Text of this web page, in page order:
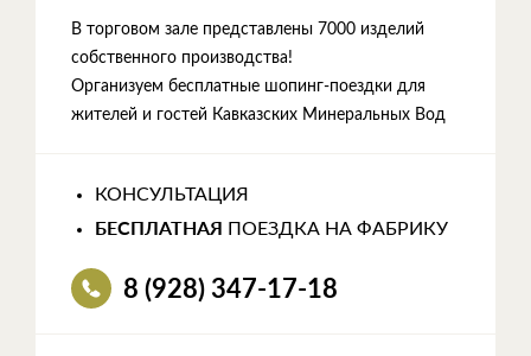
В торговом зале представлены 7000 изделий
собственного производства!
Организуем бесплатные шопинг-поездки для
жителей и гостей Кавказских Минеральных Вод
КОНСУЛЬТАЦИЯ
БЕСПЛАТНАЯ ПОЕЗДКА НА ФАБРИКУ
8 (928) 347-17-18